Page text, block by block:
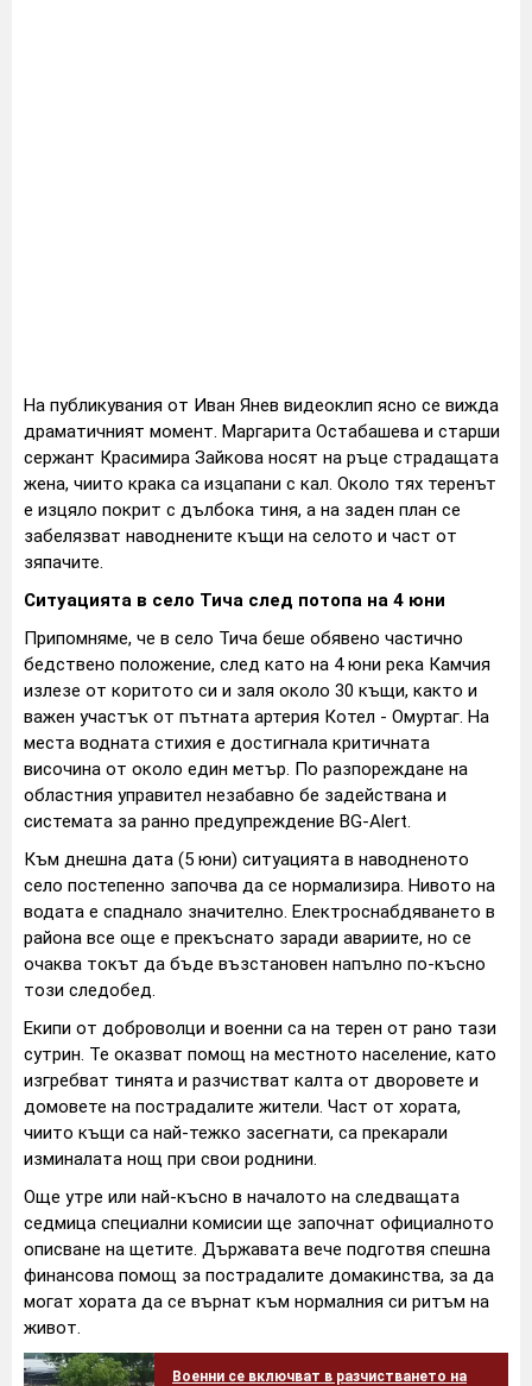
На публикувания от Иван Янев видеоклип ясно се вижда
драматичният момент. Маргарита Остабашева и старши
сержант Красимира Зайкова носят на ръце страдащата
жена, чиито крака са изцапани с кал. Около тях теренът
е изцяло покрит с дълбока тиня, а на заден план се
забелязват наводнените къщи на селото и част от
зяпачите.
Ситуацията в село Тича след потопа на 4 юни
Припомняме, че в село Тича беше обявено частично
бедствено положение, след като на 4 юни река Камчия
излезе от коритото си и заля около 30 къщи, както и
важен участък от пътната артерия Котел - Омуртаг. На
места водната стихия е достигнала критичната
височина от около един метър. По разпореждане на
областния управител незабавно бе задействана и
системата за ранно предупреждение BG-Alert.
Към днешна дата (5 юни) ситуацията в наводненото
село постепенно започва да се нормализира. Нивото на
водата е спаднало значително. Електроснабдяването в
района все още е прекъснато заради авариите, но се
очаква токът да бъде възстановен напълно по-късно
този следобед.
Екипи от доброволци и военни са на терен от рано тази
сутрин. Те оказват помощ на местното население, като
изгребват тинята и разчистват калта от дворовете и
домовете на пострадалите жители. Част от хората,
чиито къщи са най-тежко засегнати, са прекарали
изминалата нощ при свои роднини.
Още утре или най-късно в началото на следващата
седмица специални комисии ще започнат официалното
описване на щетите. Държавата вече подготвя спешна
финансова помощ за пострадалите домакинства, за да
могат хората да се върнат към нормалния си ритъм на
живот.
Военни се включват в разчистването на